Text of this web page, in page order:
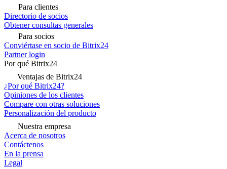
Para clientes
Directorio de socios
Obtener consultas generales
Para socios
Conviértase en socio de Bitrix24
Partner login
Por qué Bitrix24
Ventajas de Bitrix24
¿Por qué Bitrix24?
Opiniones de los clientes
Compare con otras soluciones
Personalización del producto
Nuestra empresa
Acerca de nosotros
Contáctenos
En la prensa
Legal